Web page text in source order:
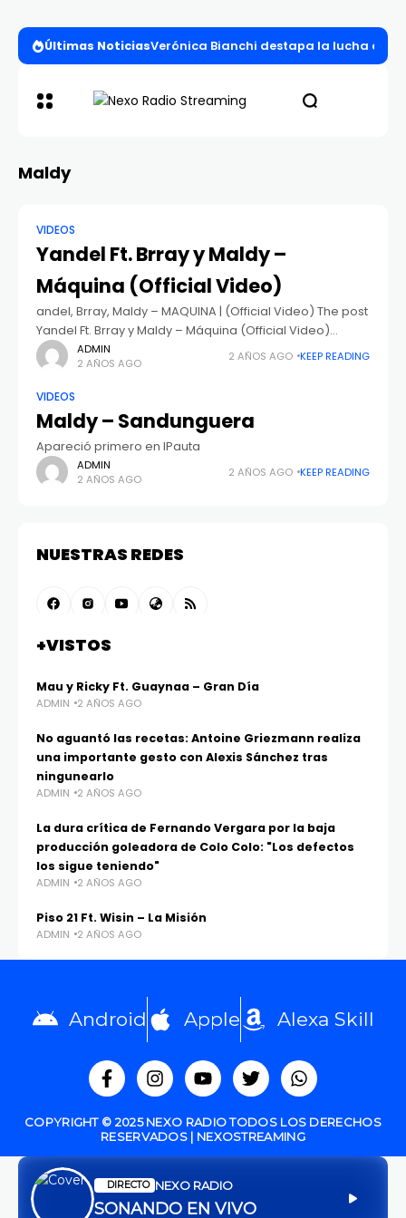
Últimas NoticiasVerónica Bianchi destapa la lucha
Maldy
VIDEOS
Yandel Ft. Brray y Maldy –
Máquina (Official Video)
andel, Brray, Maldy – MAQUINA | (Official Video) The post
Yandel Ft. Brray y Maldy – Máquina (Official Video)
appeared first on iPauta.Com. Apareció primero en
IPauta
ADMIN
2 AÑOS AGO
2 AÑOS AGO KEEP READING
VIDEOS
Maldy – Sandunguera
Apareció primero en IPauta
ADMIN
2 AÑOS AGO
2 AÑOS AGO KEEP READING
NUESTRAS REDES
+VISTOS
Mau y Ricky Ft. Guaynaa – Gran Día
ADMIN 2 AÑOS AGO
No aguantó las recetas: Antoine Griezmann realiza
una importante gesto con Alexis Sánchez tras
ningunearlo
ADMIN 2 AÑOS AGO
La dura crítica de Fernando Vergara por la baja
producción goleadora de Colo Colo: "Los defectos
los sigue teniendo"
ADMIN 2 AÑOS AGO
Piso 21 Ft. Wisin – La Misión
ADMIN 2 AÑOS AGO
Android Apple Alexa Skill
COPYRIGHT © 2025 NEXO RADIO TODOS LOS DERECHOS
RESERVADOS | NEXOSTREAMING
DIRECTO NEXO RADIO
SONANDO EN VIVO